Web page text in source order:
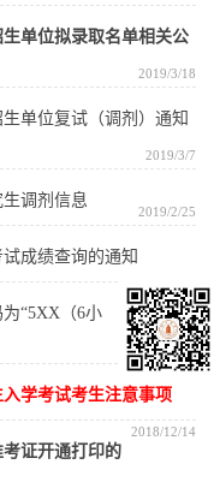
单位拟录取名单相关公
2019/3/18
单位复试（调剂）通知
2019/3/7
生调剂信息
2019/2/25
成绩查询的通知
2019/1/25
“5XX（6小
2018/12/17
学考试考生注意事项
2018/12/14
证开通打印的